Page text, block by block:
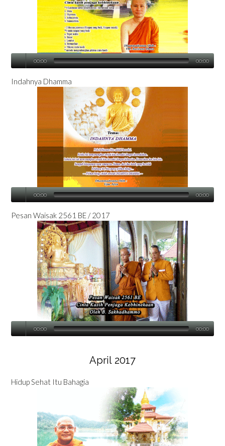
00:00 00:00
Indahnya Dhamma
00:00 00:00
Pesan Waisak 2561 BE / 2017
00:00 00:00
April 2017
Hidup Sehat Itu Bahagia